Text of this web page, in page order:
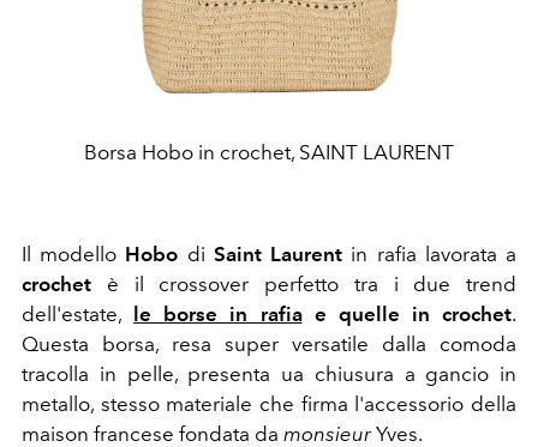
Borsa Hobo in crochet, SAINT LAURENT
Il modello Hobo di Saint Laurent in rafia lavorata a
crochet è il crossover perfetto tra i due trend
dell'estate, le borse in rafiae quelle in crochet.
Questa borsa, resa super versatile dalla comoda
tracolla in pelle, presenta ua chiusura a gancio in
metallo, stesso materiale che firma l'accessorio della
maison francese fondata da monsieurYves.